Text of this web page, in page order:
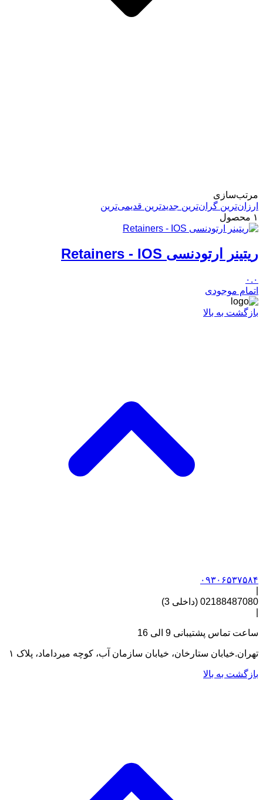
مرتب‌سازی
ارزان‌ترین گران‌ترین جدید‌ترین قدیمی‌ترین
۱ محصول
ریتینر ارتودنسی Retainers - IOS
۰.۰
اتمام موجودی
بازگشت به بالا
۰۹۳۰۶۵۳۷۵۸۴
02188487080 (داخلی 3)
ساعت تماس پشتیبانی 9 الی 16
تهران.خیابان ستارخان، خیابان سازمان آب، کوچه میرداماد، پلاک ۱
بازگشت به بالا